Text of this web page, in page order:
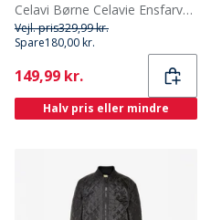
Celavi Børne Celavie Ensfarvet Basis Termosæt Sundress
Vejl. pris329,99 kr.
Spare180,00 kr.
Current
149,99 kr.
Halv pris eller mindre